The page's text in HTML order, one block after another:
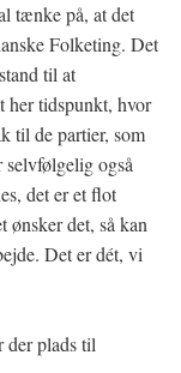
tænke på, at det
Folketing. Det
til at
her tidspunkt, hvor
til de partier, som
også
det er et flot
ønsker det, så kan
Det er dét, vi
der plads til